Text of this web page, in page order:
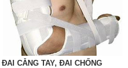
ĐAI CẴNG TAY, ĐAI CHỐNG